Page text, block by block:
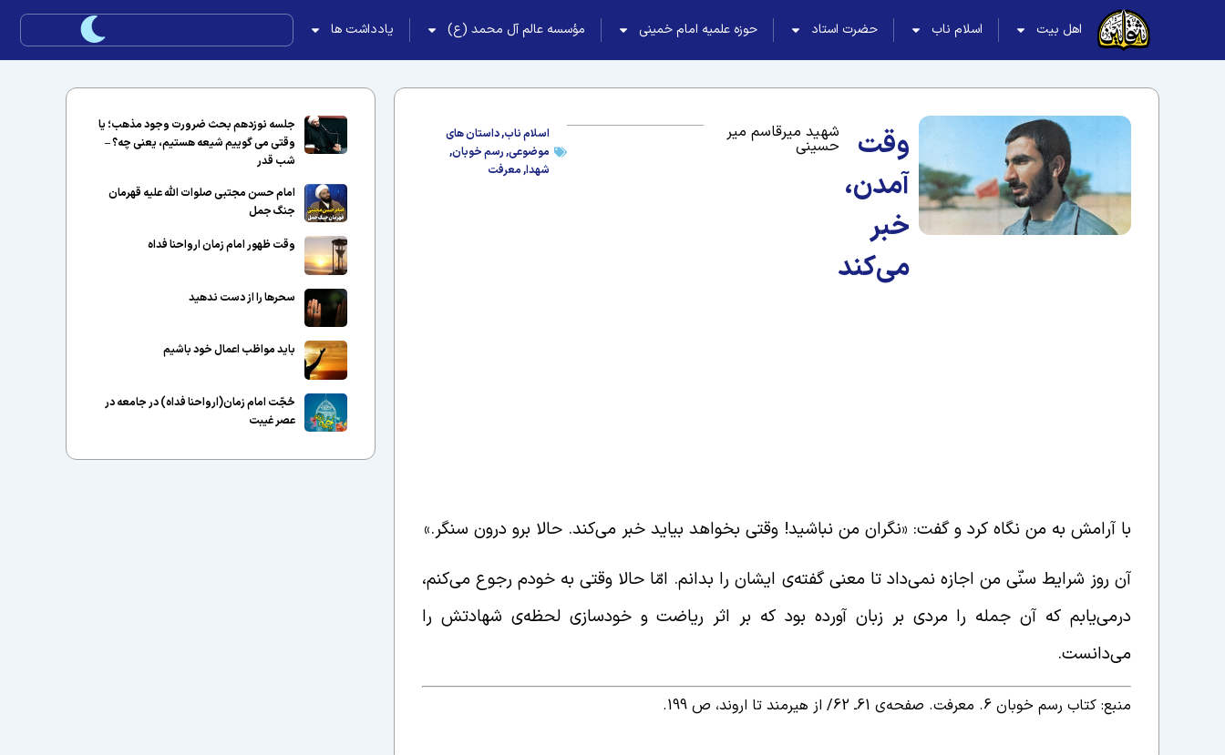
اهل بیت اسلام ناب حضرت استاد حوزه علمیه امام خمینی مؤسسه عالم آل محمد (ع) یادداشت ها
وقت
آمدن،
خبر
می‌کند
شهید میرقاسم میر
حسینی
اسلام ناب,داستان های
موضوعی,رسم خوبان,
شهدا,معرفت
با آرامش به من نگاه کرد و گفت: «نگران من نباشید! وقتی بخواهد بیاید خبر می‌کند. حالا برو درون سنگر.»
آن روز شرایط سنّی من اجازه نمی‌داد تا معنی گفته‌ی ایشان را بدانم. امّا حالا وقتی به خودم رجوع می‌کنم،
درمی‌یابم که آن جمله را مردی بر زبان آورده بود که بر اثر ریاضت و خودسازی لحظه‌ی شهادتش را
می‌دانست.
منبع: کتاب رسم خوبان 6. معرفت. صفحه‌ی 61ـ 62/ از هیرمند تا اروند، ص 199.
جلسه نوزدهم بحث ضرورت وجود مذهب؛ یا
وقتی می گوییم شیعه هستیم، یعنی چه؟ –
شب قدر
امام حسن مجتبی صلوات الله علیه قهرمان
جنگ جمل
وقت ظهور امام زمان ارواحنا فداه
سحرها را از دست ندهید
باید مواظب اعمال خود باشیم
حُجّت امام زمان(ارواحنا فداه) در جامعه در
عصر غیبت